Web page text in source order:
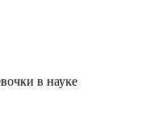
в науке